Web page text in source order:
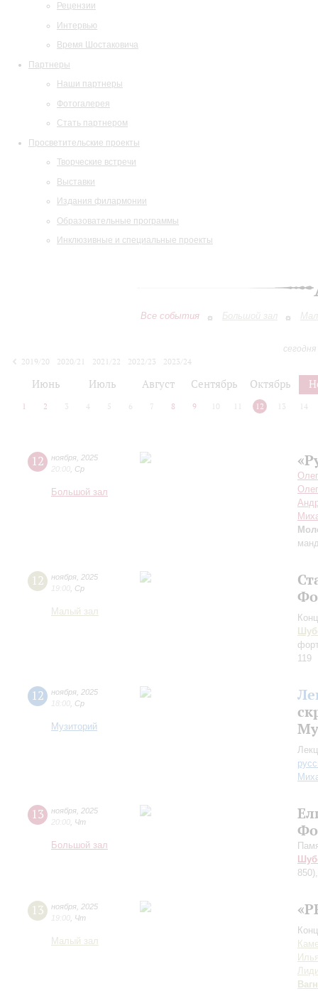
Рецензии
Интервью
Время Шостаковича
Партнеры
Наши партнеры
Фотогалерея
Стать партнером
Просветительские проекты
Творческие встречи
Выставки
Издания филармонии
Образовательные программы
Инклюзивные и специальные проекты
Все события Большой зал
2019/20
2020/21 2021/22 2022/23
2023/24
Июнь Июль Август Сентябрь Октябрь
1 2 3 4 5 6 7 8 9 10 12 13 14
12 ноября 2025
20:00 Ср
Большой зал
12 ноября 2025
19:00 Ср
Малый зал
119
12 ноября 2025
18:00 Ср
Музиторий
13 ноября 2025
20:00 Чт
Большой зал
13 ноября 2025
19:00 Чт
Малый зал